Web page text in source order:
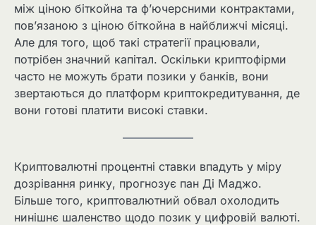
між ціною біткойна та ф’ючерсними контрактами,
пов’язаною з ціною біткойна в найближчі місяці.
Але для того, щоб такі стратегії працювали,
потрібен значний капітал. Оскільки криптофірми
часто не можуть брати позики у банків, вони
звертаються до платформ криптокредитування, де
вони готові платити високі ставки.
Криптовалютні процентні ставки впадуть у міру
дозрівання ринку, прогнозує пан Ді Маджо.
Більше того, криптовалютний обвал охолодить
нинішнє шаленство щодо позик у цифровій валюті.